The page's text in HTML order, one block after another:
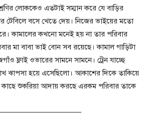
লোককেও এতটাই সম্মান করে যে বাড়ির
টেবিলে বসে খেতে দেয়। নিজের ভাইয়ের মতো
কামালের কখনো মনেই হয় না তার পরিবার
মা বাবা ভাই বোন সব রয়েছে। কামাল গাড়িটা
ফ্লাই ওভারের সামনে সামনে। ট্রেন যাচ্ছে
ঝাপসা হয়ে এসেছিলো। আকাশের দিকে তাকিয়ে
কাছে শুকরিয়া আদায় করছে এরকম পরিবার তাকে